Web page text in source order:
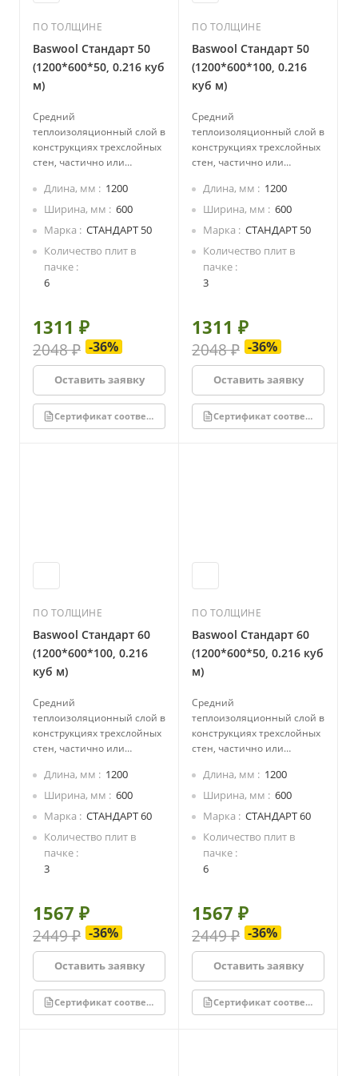
ПО ТОЛЩИНЕ
Baswool Стандарт 50
(1200*600*50, 0.216 куб
м)
Средний
теплоизоляционный слой в
конструкциях трехслойных
стен, частично или
из мелкоштучного
материала.
в двух- или трехслойных
панелях поэлементной
сборки.
Средний
стен.
Длина, мм
1200
Ширина, мм
600
Марка
СТАНДАРТ 50
Количество плит в
пачке
6
1311 ₽
2048 ₽ -36%
Оставить заявку
Сертификат соответствия
ПО ТОЛЩИНЕ
Baswool Стандарт 50
(1200*600*100, 0.216
куб м)
Средний
теплоизоляционный слой в
конструкциях трехслойных
стен, частично или
из мелкоштучного
материала.
в двух- или трехслойных
панелях поэлементной
сборки.
Средний
стен.
Длина, мм
1200
Ширина, мм
600
Марка
СТАНДАРТ 50
Количество плит в
пачке
3
1311 ₽
2048 ₽ -36%
Оставить заявку
Сертификат соответствия
ПО ТОЛЩИНЕ
Baswool Стандарт 60
(1200*600*100, 0.216
куб м)
Средний
теплоизоляционный слой в
конструкциях трехслойных
стен, частично или
из мелкоштучного
материала.
в двух- или трехслойных
панелях поэлементной
сборки.
Средний
стен.
Длина, мм
1200
Ширина, мм
600
Марка
СТАНДАРТ 60
Количество плит в
пачке
3
1567 ₽
2449 ₽ -36%
Оставить заявку
Сертификат соответствия
ПО ТОЛЩИНЕ
Baswool Стандарт 60
(1200*600*50, 0.216 куб
м)
Средний
теплоизоляционный слой в
конструкциях трехслойных
стен, частично или
из мелкоштучного
материала.
в двух- или трехслойных
панелях поэлементной
сборки.
Средний
стен.
Длина, мм
1200
Ширина, мм
600
Марка
СТАНДАРТ 60
Количество плит в
пачке
6
1567 ₽
2449 ₽ -36%
Оставить заявку
Сертификат соответствия